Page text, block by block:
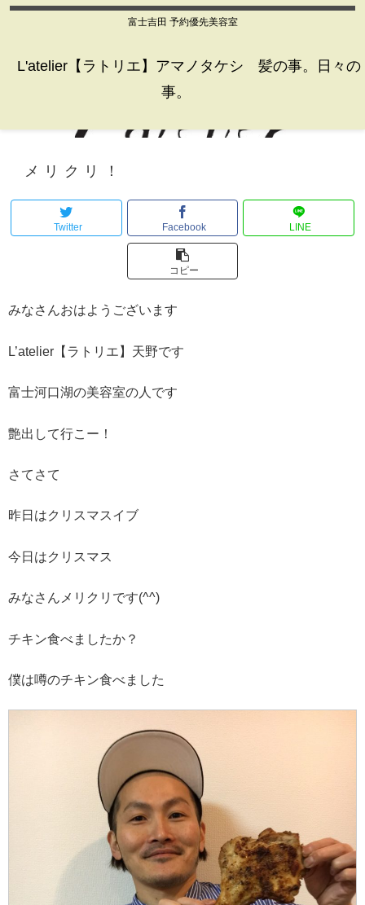
富士吉田 予約優先美容室
L'atelier【ラトリエ】アマノタケシ 髪の事。日々の
事。
メリクリ！
Twitter Facebook LINE
コピー
みなさんおはようございます
L’atelier【ラトリエ】天野です
富士河口湖の美容室の人です
艶出して行こー！
さてさて
昨日はクリスマスイブ
今日はクリスマス
みなさんメリクリです(^^)
チキン食べましたか？
僕は噂のチキン食べました